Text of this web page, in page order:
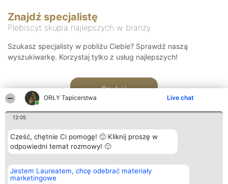
ORŁY Tapicerstwa Live chat
12:05
Cześć, chętnie Ci pomogę! 🙂 Kliknij proszę w
odpowiedni temat rozmowy! 🙂
Jestem Laureatem, chcę odebrać materiały
marketingowe
Znajdź specjalistę
Plebiscyt skupia najlepszych w branży
Szukasz specjalisty w pobliżu Ciebie? Sprawdź naszą
wyszukiwarkę. Korzystaj tylko z usług najlepszych!
Szukaj
Organizator plebiscytu
Bright Side Solutions sp. z o.
o. sp. k.
Plebiscyt
Laureaci
Kontakt
Kontakt